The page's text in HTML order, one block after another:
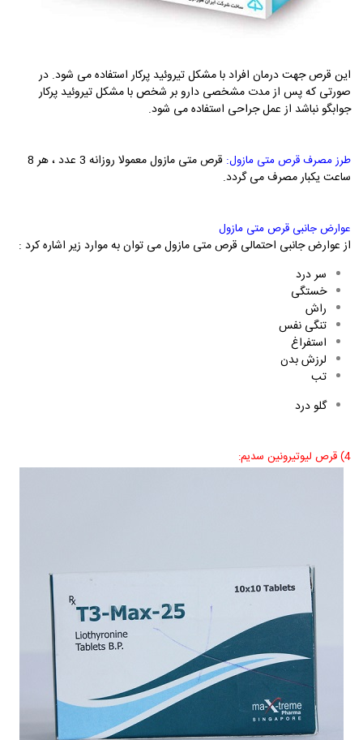
این قرص جهت درمان افراد با مشکل تیروئید پرکار استفاده می شود. در
صورتی که پس از مدت مشخصی دارو بر شخص با مشکل تیروئید پرکار
جوابگو نباشد از عمل جراحی استفاده می شود.
طرز مصرف قرص متی مازول:
قرص متی مازول معمولا روزانه 3 عدد ، هر 8
ساعت یکبار مصرف می گردد.
عوارض جانبی قرص متی مازول
از عوارض جانبی احتمالی قرص متی مازول می توان به موارد زیر اشاره کرد :
سر درد
خستگی
راش
تنگی نفس
استفراغ
لرزش بدن
تب
گلو درد
4) قرص لیوتیرونین سدیم: